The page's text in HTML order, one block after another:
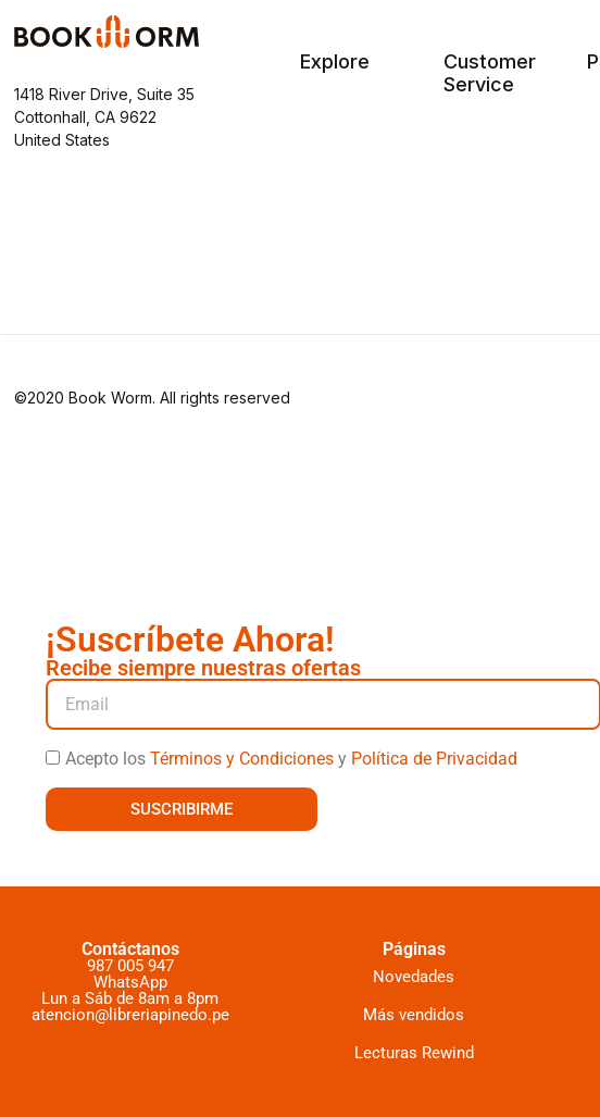
1418 River Drive, Suite 35
Cottonhall, CA 9622
United States
Explore
Customer
Service
©2020 Book Worm. All rights reserved
¡Suscríbete Ahora!
Recibe siempre nuestras ofertas
Acepto los Términos y Condicionesy Política de Privacidad
SUSCRIBIRME
Contáctanos
987 005 947
WhatsApp
Lun a Sáb de 8am a 8pm
atencion@libreriapinedo.pe
Páginas
Novedades
Más vendidos
Lecturas Rewind